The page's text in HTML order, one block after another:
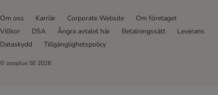
Om oss Karriär Corporate Website
Om företaget
Villkor
DSA Ångra avtalet här Betalningssätt
Leverans
Dataskydd
Tillgänglighetspolicy
© zooplus SE 2026